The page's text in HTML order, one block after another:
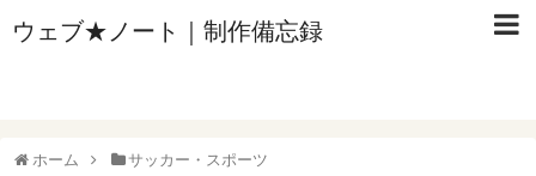
ウェブ★ノート｜制作備忘録
ホーム サッカー・スポーツ